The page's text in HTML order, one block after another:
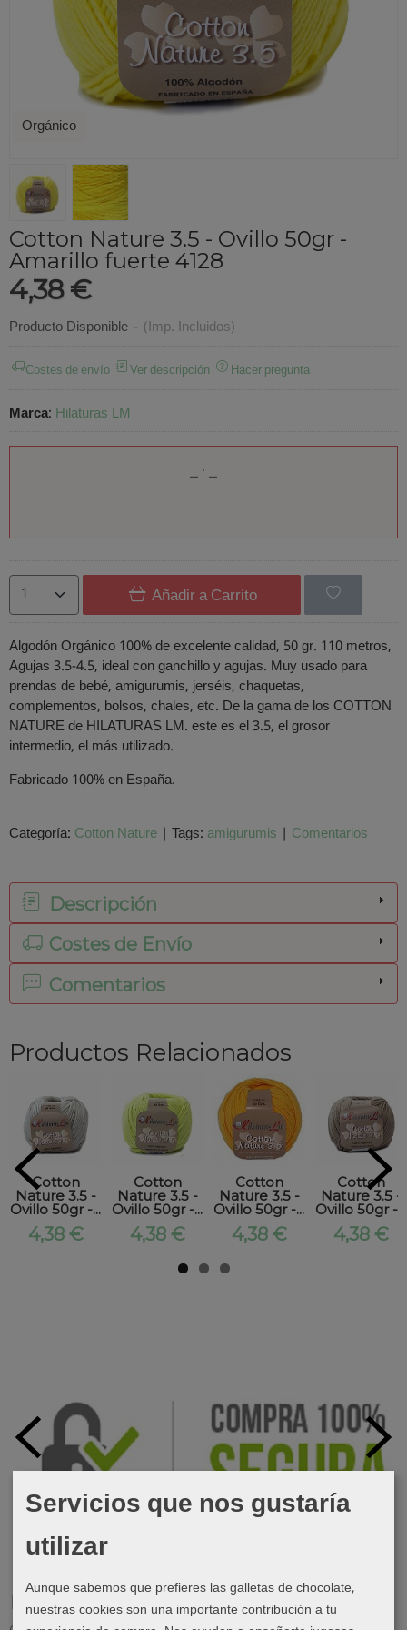
Marcas
Orgánico
Cotton Nature 3.5 - Ovillo 50gr -
Amarillo fuerte 4128
4,38 €
Producto Disponible - (Imp. Incluidos)
Costes de envío Ver descripción Hacer pregunta
Marca: Hilaturas LM
Añadir a Carrito
Algodón Orgánico 100% de excelente calidad, 50 gr. 110 metros,
Agujas 3.5-4.5, ideal con ganchillo y agujas. Muy usado para
prendas de bebé, amigurumis, jerséis, chaquetas,
complementos, bolsos, chales, etc. De la gama de los COTTON
NATURE de HILATURAS LM. este es el 3.5, el grosor
intermedio, el más utilizado.
Fabricado 100% en España.
Categoría: Cotton Nature | Tags: amigurumis | Comentarios
Descripción
Costes de Envío
Comentarios
Productos Relacionados
Cotton
Nature 3.5 -
Ovillo 50gr -...
4,38 €
Cotton
Nature 3.5 -
Ovillo 50gr -...
4,38 €
Cotton
Nature 3.5 -
Ovillo 50gr -...
4,38 €
Cotton
Nature 3.5 -
Ovillo 50gr -...
4,38 €
Servicios que nos gustaría
utilizar
Aunque sabemos que prefieres las galletas de chocolate,
nuestras cookies son una importante contribución a tu